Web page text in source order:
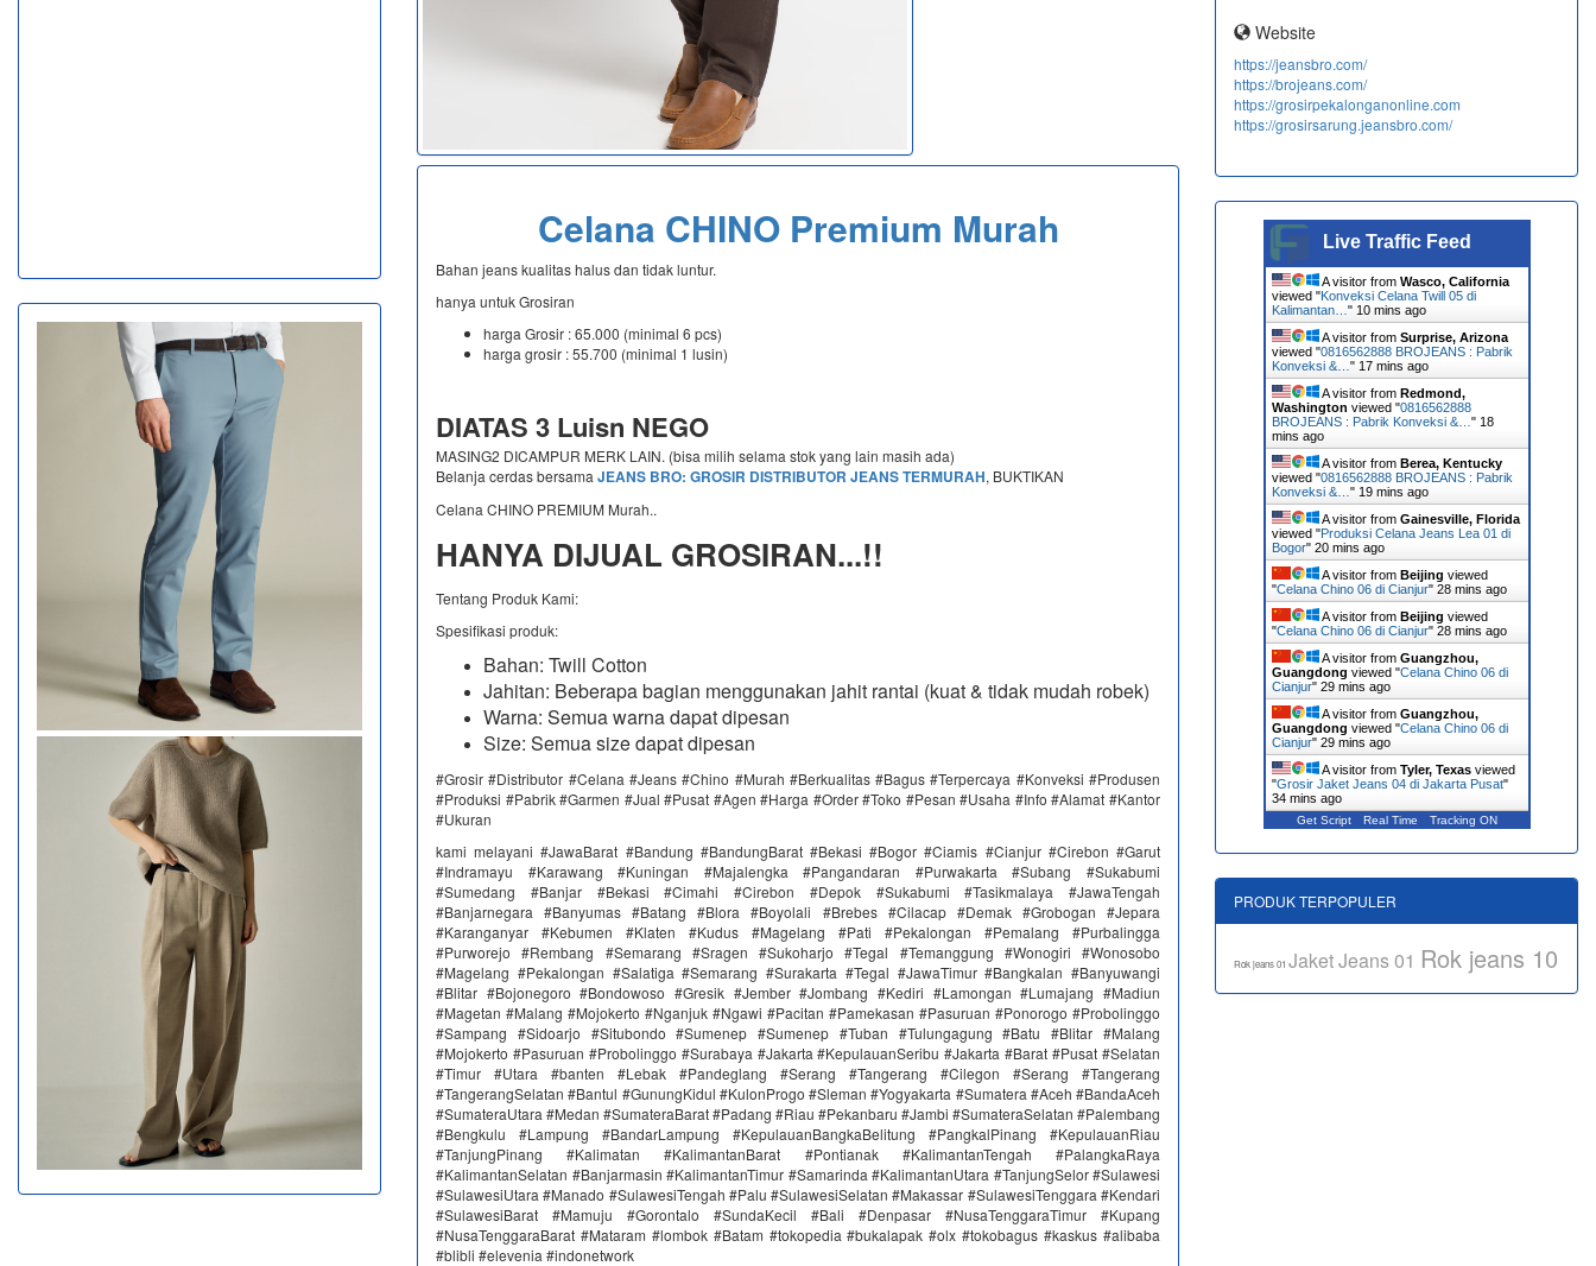
Celana CHINO Premium Murah
Bahan jeans kualitas halus dan tidak luntur.
hanya untuk Grosiran
harga Grosir : 65.000 (minimal 6 pcs)
harga grosir : 55.700 (minimal 1 lusin)
DIATAS 3 Luisn NEGO
MASING2 DICAMPUR MERK LAIN. (bisa milih selama stok yang lain masih ada)
Belanja cerdas bersama JEANS BRO: GROSIR DISTRIBUTOR JEANS TERMURAH, BUKTIKAN
Celana CHINO PREMIUM Murah..
HANYA DIJUAL GROSIRAN...!!
Tentang Produk Kami:
Spesifikasi produk:
Bahan: Twill Cotton
Jahitan: Beberapa bagian menggunakan jahit rantai (kuat & tidak mudah robek)
Warna: Semua warna dapat dipesan
Size: Semua size dapat dipesan ​​
#Grosir #Distributor #Celana #Jeans #Chino #Murah #Berkualitas #Bagus #Terpercaya #Konveksi #Produsen
#Produksi #Pabrik #Garmen #Jual #Pusat #Agen #Harga #Order #Toko #Pesan #Usaha #Info #Alamat #Kantor
#Ukuran
kami melayani #JawaBarat #Bandung #BandungBarat #Bekasi #Bogor #Ciamis #Cianjur #Cirebon #Garut
#Indramayu #Karawang #Kuningan #Majalengka #Pangandaran #Purwakarta #Subang #Sukabumi
#Sumedang #Banjar #Bekasi #Cimahi #Cirebon #Depok #Sukabumi #Tasikmalaya #JawaTengah
#Banjarnegara #Banyumas #Batang #Blora #Boyolali #Brebes #Cilacap #Demak #Grobogan #Jepara
#Karanganyar #Kebumen #Klaten #Kudus #Magelang #Pati #Pekalongan #Pemalang #Purbalingga
#Purworejo #Rembang #Semarang #Sragen #Sukoharjo #Tegal #Temanggung #Wonogiri #Wonosobo
#Magelang #Pekalongan #Salatiga #Semarang #Surakarta #Tegal #JawaTimur #Bangkalan #Banyuwangi
#Blitar #Bojonegoro #Bondowoso #Gresik #Jember #Jombang #Kediri #Lamongan #Lumajang #Madiun
#Magetan #Malang #Mojokerto #Nganjuk #Ngawi #Pacitan #Pamekasan #Pasuruan #Ponorogo #Probolinggo
#Sampang #Sidoarjo #Situbondo #Sumenep #Sumenep #Tuban #Tulungagung #Batu #Blitar #Malang
#Mojokerto #Pasuruan #Probolinggo #Surabaya #Jakarta #KepulauanSeribu #Jakarta #Barat #Pusat #Selatan
#Timur #Utara #banten #Lebak #Pandeglang #Serang #Tangerang #Cilegon #Serang #Tangerang
#TangerangSelatan #Bantul #GunungKidul #KulonProgo #Sleman #Yogyakarta #Sumatera #Aceh #BandaAceh
#SumateraUtara #Medan #SumateraBarat #Padang #Riau #Pekanbaru #Jambi #SumateraSelatan #Palembang
#Bengkulu #Lampung #BandarLampung #KepulauanBangkaBelitung #PangkalPinang #KepulauanRiau
#TanjungPinang #Kalimatan #KalimantanBarat #Pontianak #KalimantanTengah #PalangkaRaya
#KalimantanSelatan #Banjarmasin #KalimantanTimur #Samarinda #KalimantanUtara #TanjungSelor #Sulawesi
#SulawesiUtara #Manado #SulawesiTengah #Palu #SulawesiSelatan #Makassar #SulawesiTenggara #Kendari
#SulawesiBarat #Mamuju #Gorontalo #SundaKecil #Bali #Denpasar #NusaTenggaraTimur #Kupang
#NusaTenggaraBarat #Mataram #lombok #Batam #tokopedia #bukalapak #olx #tokobagus #kaskus #alibaba
#blibli #elevenia #indonetwork
Website
https://jeansbro.com/
https://brojeans.com/
https://grosirpekalonganonline.com
https://grosirsarung.jeansbro.com/
Live Traffic Feed
A visitor from Wasco, California
viewed "Konveksi Celana Twill 05 di
Kalimantan… " 10 mins ago
A visitor from Surprise, Arizona
viewed "0816562888 BROJEANS : Pabrik
Konveksi &… " 17 mins ago
A visitor from Redmond,
Washington viewed "0816562888
BROJEANS : Pabrik Konveksi &… " 18
mins ago
A visitor from Berea, Kentucky
viewed "0816562888 BROJEANS : Pabrik
Konveksi &… " 19 mins ago
A visitor from Gainesville, Florida
viewed "Produksi Celana Jeans Lea 01 di
Bogor" 20 mins ago
A visitor from Beijing viewed
"Celana Chino 06 di Cianjur" 28 mins ago
A visitor from Beijing viewed
"Celana Chino 06 di Cianjur" 28 mins ago
A visitor from Guangzhou,
Guangdong viewed "Celana Chino 06 di
Cianjur" 29 mins ago
A visitor from Guangzhou,
Guangdong viewed "Celana Chino 06 di
Cianjur" 29 mins ago
A visitor from Tyler, Texasviewed
"Grosir Jaket Jeans 04 di Jakarta Pusat"
34 mins ago
Get Script Real Time Tracking ON
PRODUK TERPOPULER
Rok jeans 01 Jaket Jeans 01 Rok jeans 10